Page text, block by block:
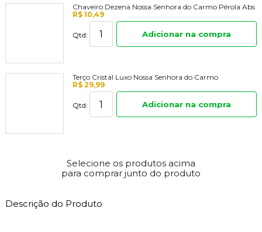
Chaveiro Dezena Nossa Senhora do Carmo Pérola Abs
R$ 10,49
Qtd: Adicionar na compra
Terço Cristal Luxo Nossa Senhora do Carmo
R$ 29,99
Qtd: Adicionar na compra
Selecione os produtos acima
para comprar junto do produto
Descrição do Produto